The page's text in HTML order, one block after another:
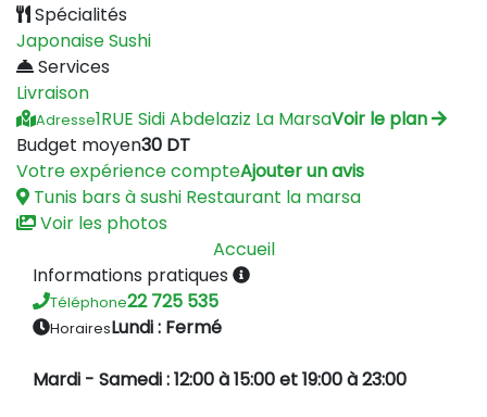
Spécialités
JaponaiseSushi
Services
Livraison
Adresse1RUE Sidi Abdelaziz La MarsaVoir le plan
Budget moyen30 DT
Votre expérience compteAjouter un avis
Tunis bars à sushi Restaurant la marsa
Voir les photos
Accueil
Informations pratiques
Téléphone22 725 535
HorairesLundi : Fermé
Mardi - Samedi : 12:00 à 15:00 et 19:00 à 23:00